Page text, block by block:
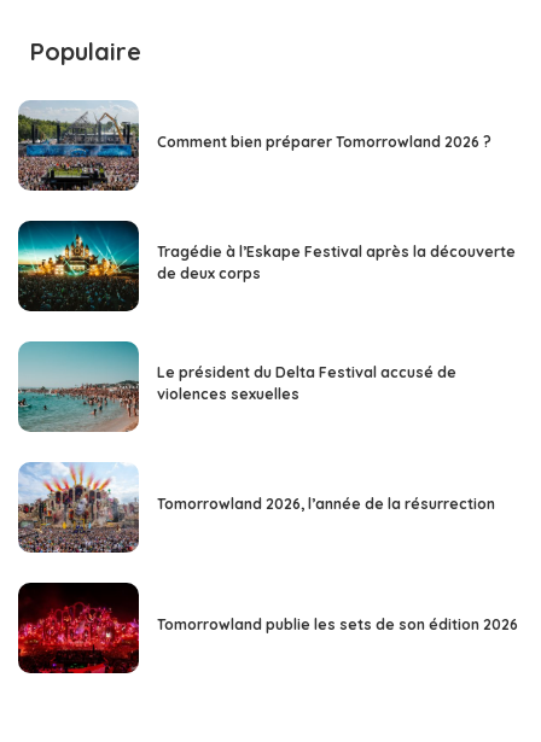
Populaire
Comment bien préparer Tomorrowland 2026 ?
Tragédie à l’Eskape Festival après la découverte
de deux corps
Le président du Delta Festival accusé de
violences sexuelles
Tomorrowland 2026, l’année de la résurrection
Tomorrowland publie les sets de son édition 2026